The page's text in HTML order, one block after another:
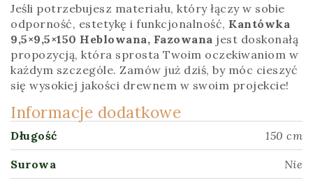
Jeśli potrzebujesz materiału, który łączy w sobie
odporność, estetykę i funkcjonalność, Kantówka
9,5×9,5×150 Heblowana, Fazowana jest doskonałą
propozycją, która sprosta Twoim oczekiwaniom w
każdym szczególe. Zamów już dziś, by móc cieszyć
się wysokiej jakości drewnem w swoim projekcie!
Informacje dodatkowe
Długość 150 cm
Surowa Nie